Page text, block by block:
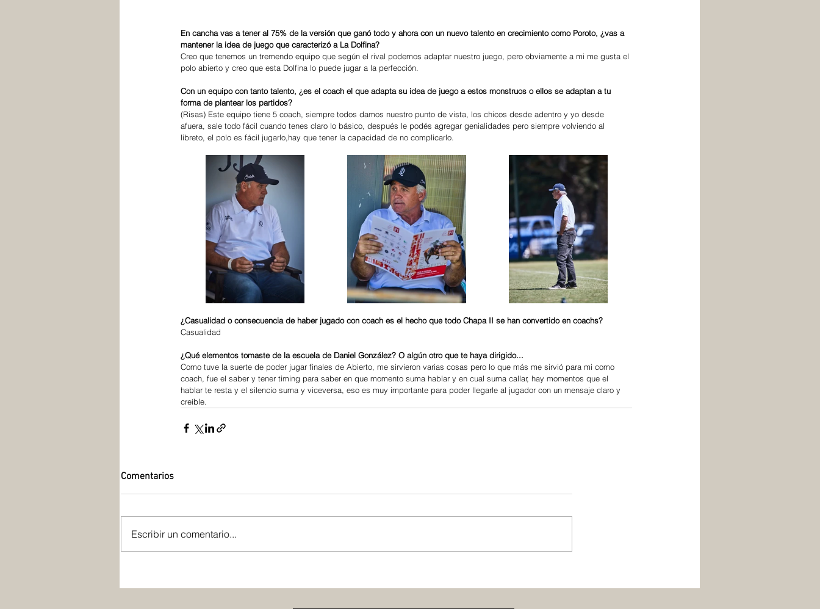
En cancha vas a tener al 75% de la versión que ganó todo y ahora con un nuevo talento en crecimiento como Poroto, ¿vas a
mantener la idea de juego que caracterizó a La Dolfina?
Creo que tenemos un tremendo equipo que según el rival podemos adaptar nuestro juego, pero obviamente a mi me gusta el
polo abierto y creo que esta Dolfina lo puede jugar a la perfección.
Con un equipo con tanto talento, ¿es el coach el que adapta su idea de juego a estos monstruos o ellos se adaptan a tu
forma de plantear los partidos?
(Risas) Este equipo tiene 5 coach, siempre todos damos nuestro punto de vista, los chicos desde adentro y yo desde
afuera, sale todo fácil cuando tenes claro lo básico, después le podés agregar genialidades pero siempre volviendo al
libreto, el polo es fácil jugarlo,hay que tener la capacidad de no complicarlo.
¿Casualidad o consecuencia de haber jugado con coach es el hecho que todo Chapa II se han convertido en coachs?
Casualidad
¿Qué elementos tomaste de la escuela de Daniel González? O algún otro que te haya dirigido...
Como tuve la suerte de poder jugar finales de Abierto, me sirvieron varias cosas pero lo que más me sirvió para mi como
coach, fue el saber y tener timing para saber en que momento suma hablar y en cual suma callar, hay momentos que el
hablar te resta y el silencio suma y viceversa, eso es muy importante para poder llegarle al jugador con un mensaje claro y
creíble.
Comentarios
Escribir un comentario...